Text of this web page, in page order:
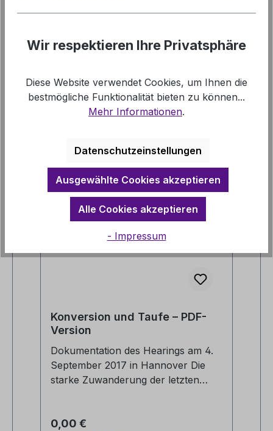
Links
Produktgalerie überspringen
Vergleichbare Artikel
Konversion und Taufe – PDF-
Version
Dokumentation des Hearings am 4.
September 2017 in Hannover Die
starke Zuwanderung der letzten
es in Kirchengemeinden und
Regulärer Preis:
0,00 €
Wir respektieren Ihre Privatsphäre
Diese Website verwendet Cookies, um Ihnen die
bestmögliche Funktionalität bieten zu können...
Mehr Informationen.
Datenschutzeinstellungen
Ausgewählte Cookies akzeptieren
Alle Cookies akzeptieren
- Impressum